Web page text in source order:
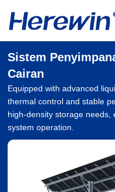
konten
Sistem
Cairan
Equipped with advanced
thermal control and stable
high-density storage needs,
system operation.